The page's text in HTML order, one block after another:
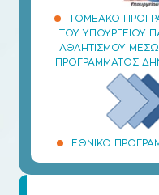
ΤΟΜΕΑΚΌ
ΤΟΥ ΥΠΟΥΡΓΕΊΟΥ
ΑΘΛΗΤΙΣΜΟΎ
ΠΡΟΓΡΆΜΜΑΤΟΣ
ΕΘΝΙΚΌ